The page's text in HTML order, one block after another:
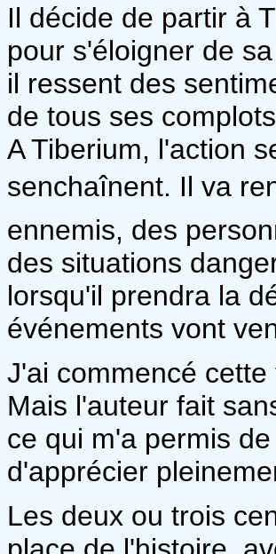
Il décide de partir à
pour s'éloigner de
il ressent des
de tous ses
A Tiberium, l'action
senchaînent. Il va
ennemis, des
des situations
lorsqu'il prendra la
événements vont
J'ai commencé
Mais l'auteur fait
ce qui m'a permis
d'apprécier
Les deux ou trois